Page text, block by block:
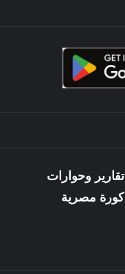
تقارير وحوارات
كورة مصرية